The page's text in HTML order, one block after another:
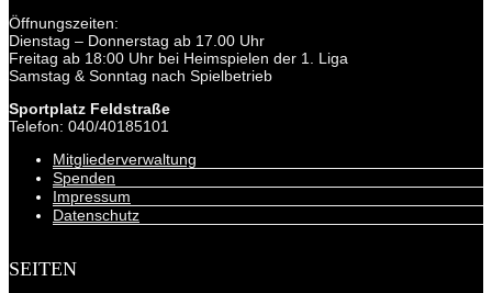
Öffnungszeiten:
Dienstag – Donnerstag ab 17.00 Uhr
Freitag ab 18:00 Uhr bei Heimspielen der 1. Liga
Samstag & Sonntag nach Spielbetrieb
Sportplatz Feldstraße
Telefon: 040/40185101
Mitgliederverwaltung
Spenden
Impressum
Datenschutz
SEITEN